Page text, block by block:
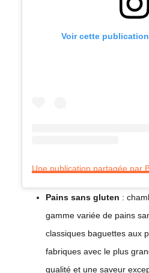
Voir cette
Pains sans gluten :
gamme variée de pains
classiques baguettes aux
fabriques avec le plus
qualité et une saveur